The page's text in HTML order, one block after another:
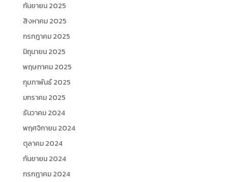
กันยายน 2025
สิงหาคม 2025
กรกฎาคม 2025
มิถุนายน 2025
พฤษภาคม 2025
กุมภาพันธ์ 2025
มกราคม 2025
ธันวาคม 2024
พฤศจิกายน 2024
ตุลาคม 2024
กันยายน 2024
กรกฎาคม 2024